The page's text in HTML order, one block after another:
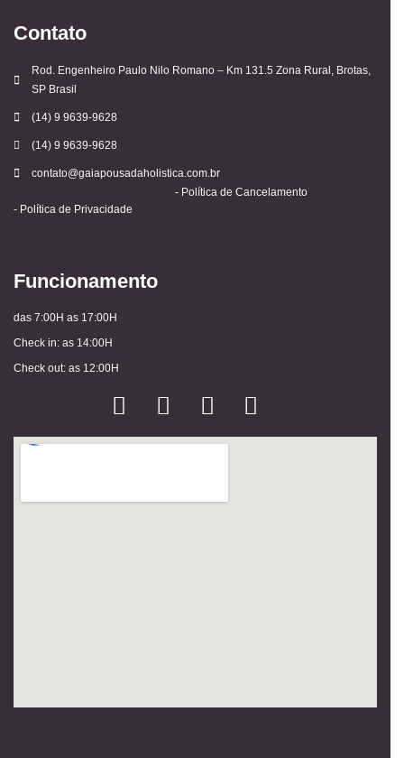
Contato
Rod. Engenheiro Paulo Nilo Romano – Km 131.5 Zona Rural, Brotas,
SP Brasil
(14) 9 9639-9628
(14) 9 9639-9628
contato@gaiapousadaholistica.com.br
- Política de Privacidade
- Política de Cancelamento
Funcionamento
das 7:00H as 17:00H
Check in: as 14:00H
Check out: as 12:00H